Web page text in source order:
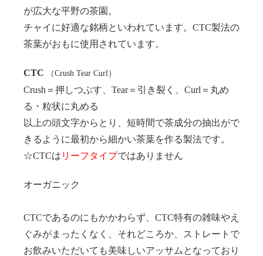
が広大な平野の茶園。
チャイに好適な銘柄といわれています。CTC製法の
茶葉がおもに使用されています。
CTC （Crush Tear Curl）
Crush＝押しつぶす、Tear＝引き裂く、Curl＝丸め
る・粒状に丸める
以上の頭文字からとり、短時間で茶成分の抽出がで
きるように最初から細かい茶葉を作る製法です。
☆CTCは リーフタイプではありません
オーガニック
CTCであるのにもかかわらず、CTC特有の雑味やえ
ぐみがまったくなく、それどころか、ストレートで
お飲みいただいても美味しいアッサムとなっており